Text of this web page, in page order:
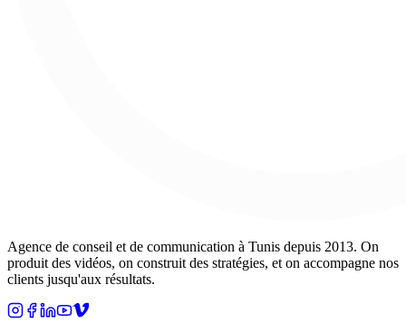
Agence de conseil et de communication à Tunis depuis 2013. On
produit des vidéos, on construit des stratégies, et on accompagne nos
clients jusqu'aux résultats.